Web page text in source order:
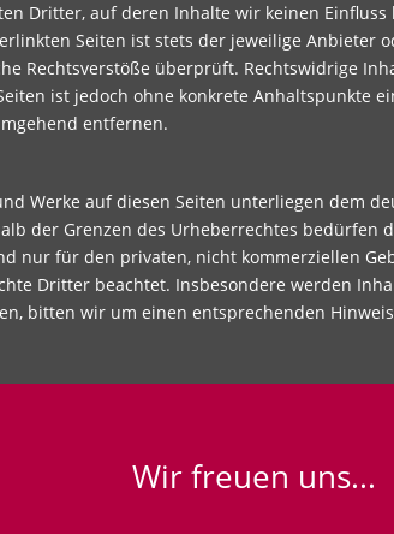
Dritter, auf deren Inhalte wir keinen
Seiten ist stets der jeweilige Anbieter
Rechtsverstöße überprüft. Rechtswidrige
ist jedoch ohne konkrete Anhaltspunkte
entfernen.
Werke auf diesen Seiten unterliegen dem
der Grenzen des Urheberrechtes bedürfen
nur für den privaten, nicht kommerziellen
Dritter beachtet. Insbesondere werden
bitten wir um einen entsprechenden
Wir freuen uns...